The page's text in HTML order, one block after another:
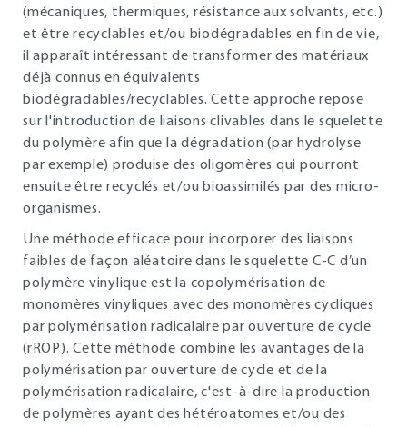
(mécaniques, thermiques, résistance aux solvants, etc.)
et être recyclables et/ou biodégradables en fin de vie,
il apparaît intéressant de transformer des matériaux
déjà connus en équivalents
biodégradables/recyclables. Cette approche repose
sur l'introduction de liaisons clivables dans le squelette
du polymère afin que la dégradation (par hydrolyse
par exemple) produise des oligomères qui pourront
ensuite être recyclés et/ou bioassimilés par des micro-
organismes.
Une méthode efficace pour incorporer des liaisons
faibles de façon aléatoire dans le squelette C-C d’un
polymère vinylique est la copolymérisation de
monomères vinyliques avec des monomères cycliques
par polymérisation radicalaire par ouverture de cycle
(rROP). Cette méthode combine les avantages de la
polymérisation par ouverture de cycle et de la
polymérisation radicalaire, c'est-à-dire la production
de polymères ayant des hétéroatomes et/ou des